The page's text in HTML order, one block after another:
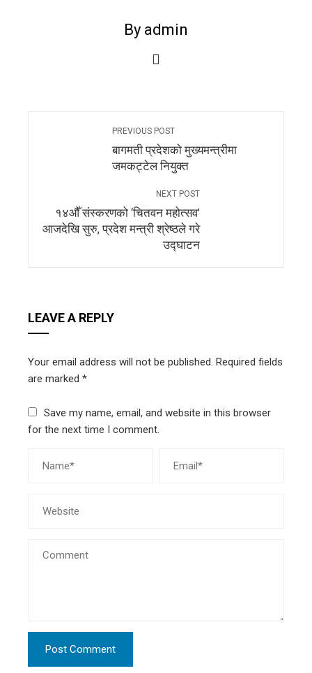
By admin
PREVIOUS POST
बागमती प्रदेशको मुख्यमन्त्रीमा
जमकट्टेल नियुक्त
NEXT POST
१४औँ संस्करणको ‘चितवन महोत्सव’
आजदेखि सुरु, प्रदेश मन्त्री श्रेष्ठले गरे
उद्घाटन
LEAVE A REPLY
Your email address will not be published. Required fields
are marked *
Save my name, email, and website in this browser
for the next time I comment.